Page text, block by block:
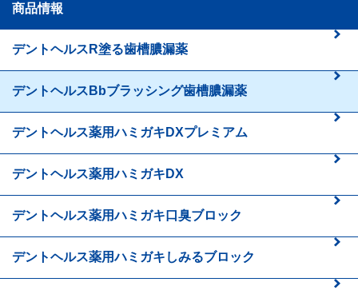
商品情報
デントヘルスR塗る歯槽膿漏薬
デントヘルスBbブラッシング歯槽膿漏薬
デントヘルス薬用ハミガキDXプレミアム
デントヘルス薬用ハミガキDX
デントヘルス薬用ハミガキ口臭ブロック
デントヘルス薬用ハミガキしみるブロック